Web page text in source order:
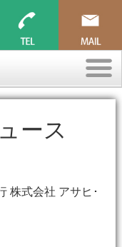
ース
株式会社 アサヒ･